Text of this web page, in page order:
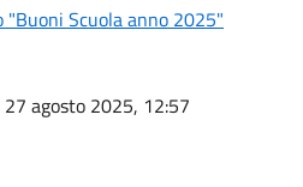
Scuola anno 2025"
27 agosto 2025, 12:57